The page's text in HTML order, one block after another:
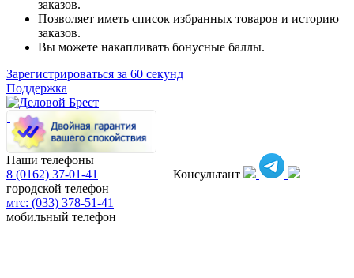
заказов.
Позволяет иметь список избранных товаров и историю
заказов.
Вы можете накапливать бонусные баллы.
Зарегистрироваться за 60 секунд
Поддержка
Консультант
Наши телефоны
8 (0162) 37-01-41
городской телефон
мтс: (033) 378-51-41
мобильный телефон